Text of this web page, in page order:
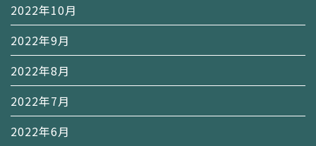
2022年10月
2022年9月
2022年8月
2022年7月
2022年6月